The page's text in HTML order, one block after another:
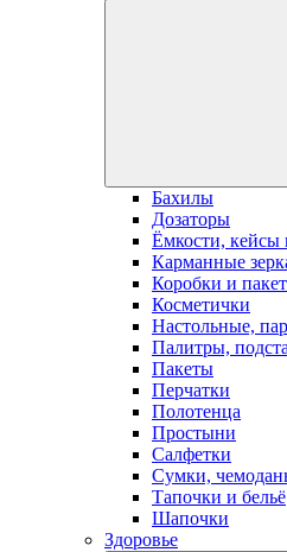
Бахилы
Дозаторы
Ёмкости, кейсы
Карманные
Коробки и
Косметички
Настольные,
Палитры,
Пакеты
Перчатки
Полотенца
Простыни
Салфетки
Сумки,
Тапочки и бельё
Шапочки
Здоровье